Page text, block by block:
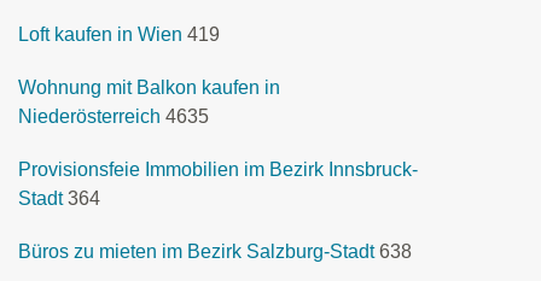
Loft kaufen in Wien 419
Wohnung mit Balkon kaufen in
Niederösterreich 4635
Provisionsfeie Immobilien im Bezirk Innsbruck-
Stadt 364
Büros zu mieten im Bezirk Salzburg-Stadt 638